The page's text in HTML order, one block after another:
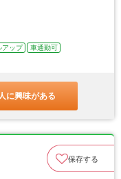
アップ
車通勤可
に興味がある
保存する